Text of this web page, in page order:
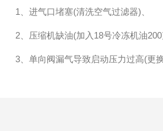
1、 进气口堵塞(清洗空气过滤器)
2、 压缩机缺油(加入18号冷冻机油
3、单向阀漏气导致启动压力过高(更